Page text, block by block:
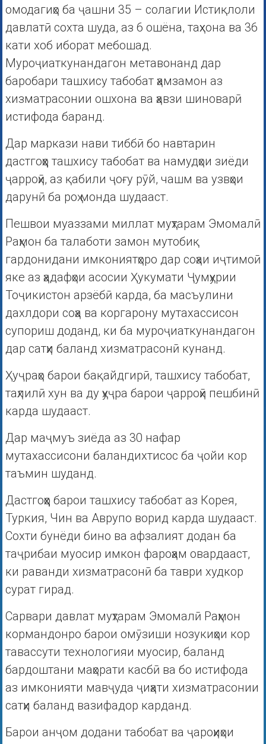
омодагиҳо ба ҷашни 35 – солагии Истиқлоли
давлатӣ сохта шуда, аз 6 ошёна, таҳхона ва 36
кати хоб иборат мебошад.
Муроҷиаткунандагон метавонанд дар
баробари ташхису табобат ҳамзамон аз
хизматрасонии ошхона ва ҳавзи шиноварӣ
истифода баранд.
Дар маркази нави тиббӣ бо навтарин
дастгоҳҳо ташхису табобат ва намудҳои зиёди
ҷарроҳӣ, аз қабили ҷоғу рӯй, чашм ва узвҳои
дарунӣ ба роҳ монда шудааст.
Пешвои муаззами миллат муҳтарам Эмомалӣ
Раҳмон ба талаботи замон мутобиқ
гардонидани имкониятҳоро дар соҳаи иҷтимоӣ
яке аз ҳадафҳои асосии Ҳукумати Ҷумҳурии
Тоҷикистон арзёбӣ карда, ба масъулини
дахлдори соҳа ва коргарону мутахассисон
супориш доданд, ки ба муроҷиаткунандагон
дар сатҳи баланд хизматрасонӣ кунанд.
Ҳуҷраҳо барои бақайдгирӣ, ташхису табобат,
таҳлилӣ хун ва ду ҳуҷра барои ҷарроҳӣ пешбинӣ
карда шудааст.
Дар маҷмуъ зиёда аз 30 нафар
мутахассисони баландихтисос ба ҷойи кор
таъмин шуданд.
Дастгоҳҳо барои ташхису табобат аз Корея,
Туркия, Чин ва Аврупо ворид карда шудааст.
Сохти бунёди бино ва афзалият додан ба
таҷрибаи муосир имкон фароҳам овардааст,
ки раванди хизматрасонӣ ба таври худкор
сурат гирад.
Сарвари давлат муҳтарам Эмомалӣ Раҳмон
кормандонро барои омӯзиши нозукиҳои кор
тавассути технологияи муосир, баланд
бардоштани маҳорати касбӣ ва бо истифода
аз имконияти мавҷуда ҷиҳати хизматрасонии
сатҳи баланд вазифадор карданд.
Барои анҷом додани табобат ва ҷароҳиҳои